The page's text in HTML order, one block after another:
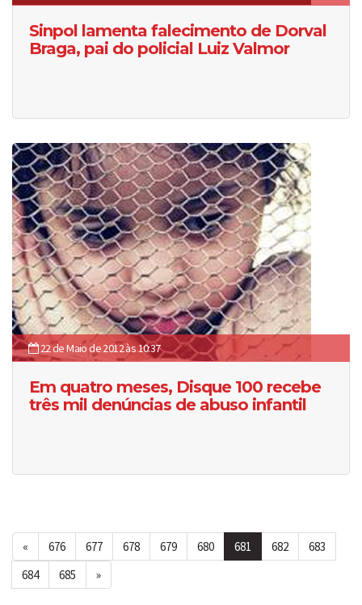
Sinpol lamenta falecimento de Dorval
Braga, pai do policial Luiz Valmor
22 de Maio de 2012 às 10:37
Em quatro meses, Disque 100 recebe
três mil denúncias de abuso infantil
« 676 677 678 679 680 681 682
683
684
685 »